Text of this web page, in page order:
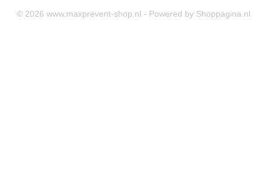
© 2026 www.maxprevent-shop.nl - Powered by Shoppagina.nl